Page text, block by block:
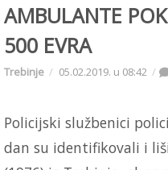
AMBULANTE
500 EVRA
Trebinje 05.02.2019. u 08:42
Policijski službenici
dan su identifikovali i